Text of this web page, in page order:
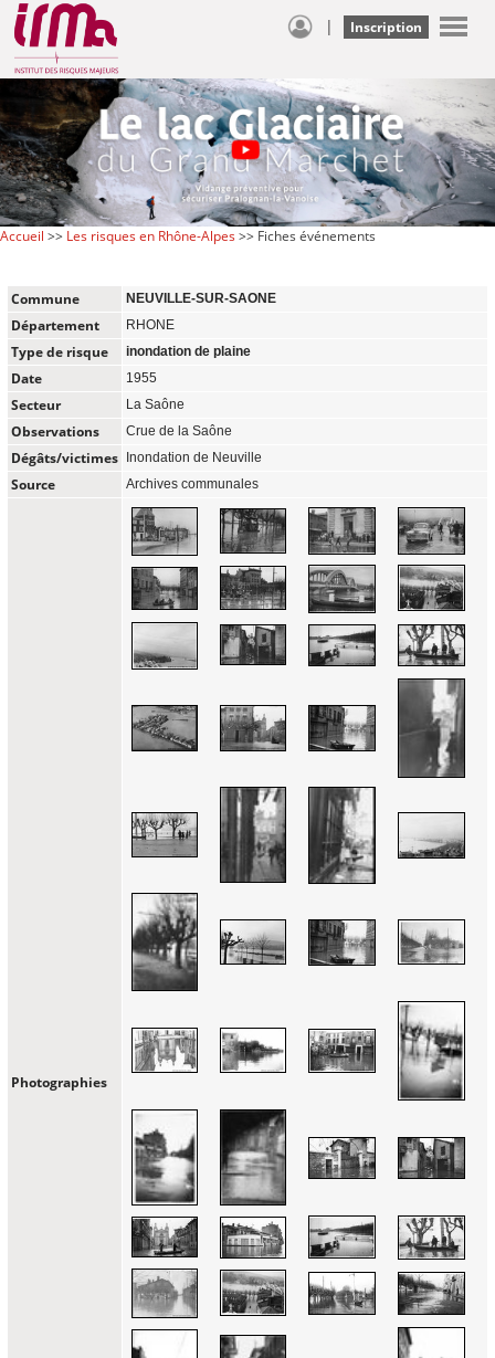
| Inscription
Accueil >> Les risques en Rhône-Alpes>> Fiches événements
Commune NEUVILLE-SUR-SAONE
Département RHONE
Type de risque inondation de plaine
Date 1955
Secteur La Saône
Observations Crue de la Saône
Dégâts/victimes Inondation de Neuville
Source Archives communales
Photographies